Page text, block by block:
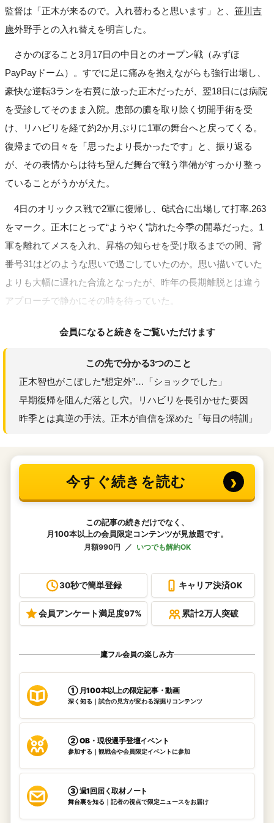
監督は「正木が来るので。入れ替わると思います」と、 笹川吉
康外野手との入れ替えを明言した。
さかのぼること3月17日の中日とのオープン戦（みずほ
PayPayドーム）。すでに足に痛みを抱えながらも強行出場し、
豪快な逆転3ランを右翼に放った正木だったが、翌18日には病院
を受診してそのまま入院。患部の膿を取り除く切開手術を受
け、リハビリを経て約2か月ぶりに1軍の舞台へと戻ってくる。
復帰までの日々を「思ったより長かったです」と、振り返る
が、その表情からは待ち望んだ舞台で戦う準備がすっかり整っ
ていることがうかがえた。
4日のオリックス戦で2軍に復帰し、6試合に出場して打率.263
をマーク。正木にとって“ようやく”訪れた今季の開幕だった。1
軍を離れてメスを入れ、昇格の知らせを受け取るまでの間、背
番号31はどのような思いで過ごしていたのか。思い描いていた
よりも大幅に遅れた合流となったが、昨年の長期離脱とは違う
アプローチで静かにその時を待っていた。
会員になると続きをご覧いただけます
この先で分かる3つのこと
正木智也がこぼした“想定外”…「ショックでした」
早期復帰を阻んだ落とし穴。リハビリを長引かせた要因
昨季とは真逆の手法。正木が自信を深めた「毎日の特訓」